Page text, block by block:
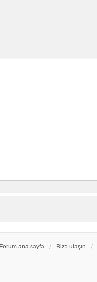
Forum ana sayfa Bize ulaşın